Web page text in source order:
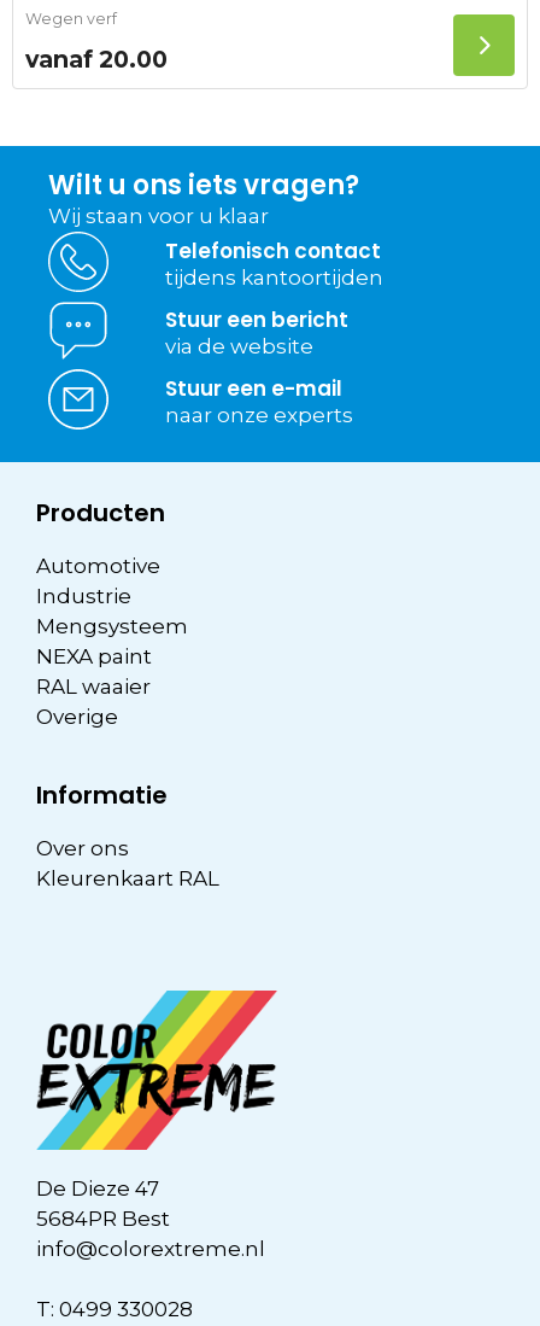
Wegen verf
vanaf 20.00
Wilt u ons iets vragen?
Wij staan voor u klaar
Telefonisch contact
tijdens kantoortijden
Stuur een bericht
via de website
Stuur een e-mail
naar onze experts
Producten
Automotive
Industrie
Mengsysteem
NEXA paint
RAL waaier
Overige
Informatie
Over ons
Kleurenkaart RAL
De Dieze 47
5684PR Best
info@colorextreme.nl
T: 0499 330028